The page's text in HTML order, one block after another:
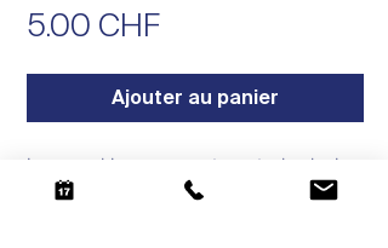
5.00 CHFPrix
Ajouter au panier
Les sons binauraux sont une technologie
audio qui promeut des ondes cérébrales